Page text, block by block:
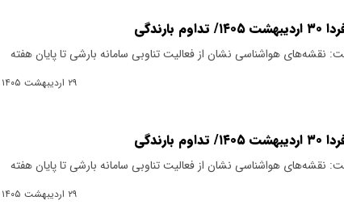
نقشه‌های هواشناسی نشان از فعالیت تناوبی سامانه بارشی تا پایان هفته
۲۹ اردیبهشت ۱۴۰۵
نقشه‌های هواشناسی نشان از فعالیت تناوبی سامانه بارشی تا پایان هفته
۲۹ اردیبهشت ۱۴۰۵